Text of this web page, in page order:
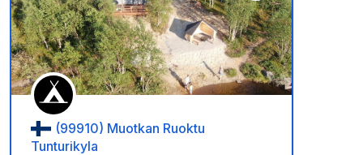
Ajouter à vos
(99910) Muotkan Ruoktu
Tunturikyla